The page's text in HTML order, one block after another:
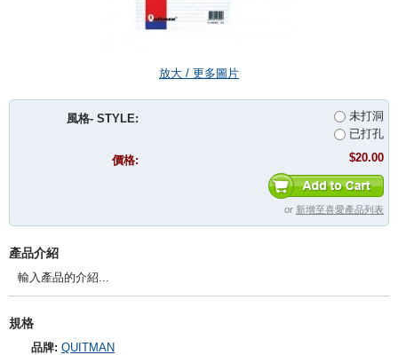
放大 / 更多圖片
風格- STYLE:
未打洞
已打孔
價格:
$20.00
or 新增至喜愛產品列表
產品介紹
輸入產品的介紹...
規格
品牌: QUITMAN